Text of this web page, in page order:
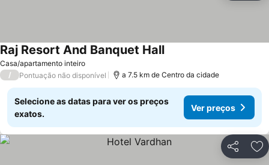
Casa/apartamento inteiro
Raj Resort And Banquet HallVer preços
/ Pontuação não disponível a 7.5 km de Centro da cidade
Selecione as datas para ver os preços
exatos.
Ver preços
Partilhar